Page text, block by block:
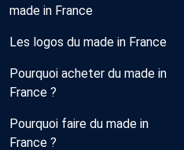
made in France
Les logos du made in France
Pourquoi acheter du made in
France ?
Pourquoi faire du made in
France ?